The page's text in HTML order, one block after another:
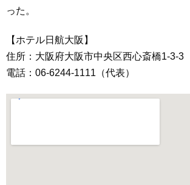
った。
【ホテル日航大阪】
住所：大阪府大阪市中央区西心斎橋1-3-3
電話：06-6244-1111（代表）